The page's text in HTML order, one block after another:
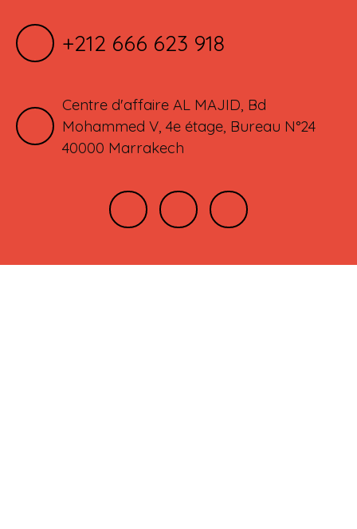
+212 666 623 918
Centre d'affaire AL MAJID, Bd
Mohammed V, 4e étage, Bureau N°24
40000 Marrakech